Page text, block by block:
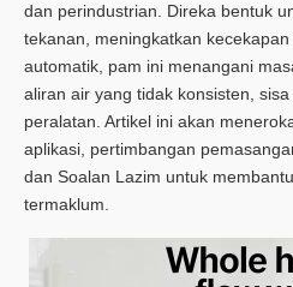
dan perindustrian. Direka bentuk
tekanan, meningkatkan
automatik, pam ini menangani
aliran air yang tidak konsisten,
peralatan. Artikel ini akan
aplikasi, pertimbangan
dan Soalan Lazim untuk
termaklum.